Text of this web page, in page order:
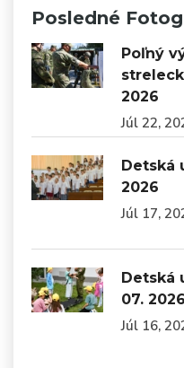
Posledné
Poľný
2026
Júl 22,
Detská
2026
Júl 17,
Detská
07. 2026
Júl 16,